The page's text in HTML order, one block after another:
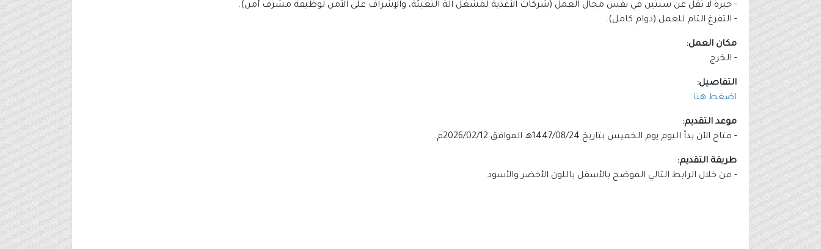
- خبرة لا تقل عن سنتين في نفس مجال العمل (شركات الأغذية لمشغل آلة التعبئة، والإشراف على الأمن لوظيفة مشرف أمن).
- التفرغ التام للعمل (دوام كامل).
مكان العمل:
- الخرج.
التفاصيل:
اضغط هنا
موعد التقديم:
- متاح الآن بدأ اليوم يوم الخميس بتاريخ 1447/08/24هـ الموافق 2026/02/12م.
طريقة التقديم:
- من خلال الرابط التالي الموضح بالأسفل باللون الأخضر والأسود